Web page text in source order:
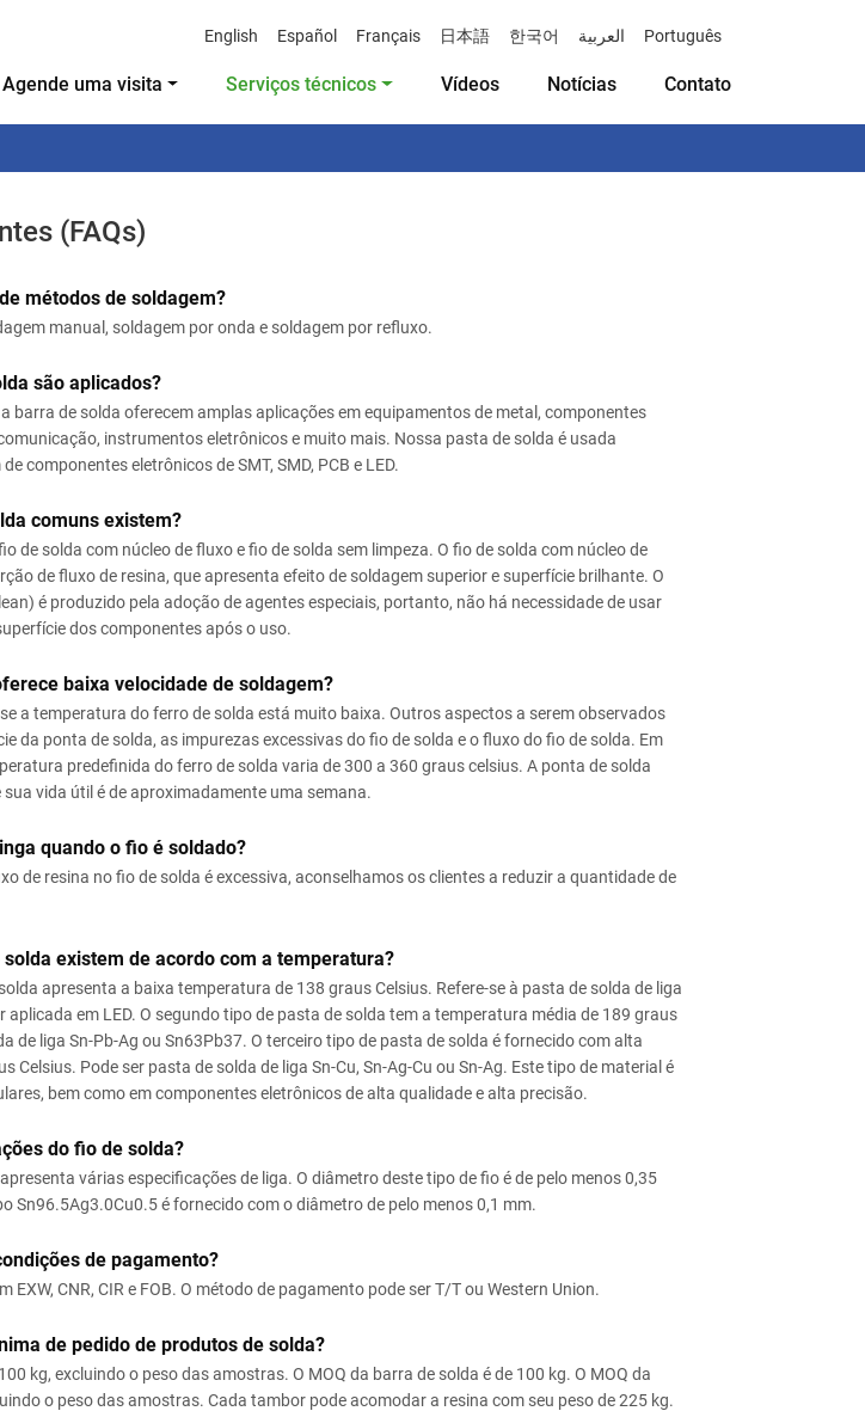
English Español Français 日本語 한국어 العربية Português
Agende uma visita Serviços técnicos Vídeos Notícias Contato
(FAQs)
métodos de soldagem?
manual, soldagem por onda e soldagem por refluxo.
são aplicados?
barra de solda oferecem amplas aplicações em equipamentos de metal, componentes
instrumentos eletrônicos e muito mais. Nossa pasta de solda é usada
componentes eletrônicos de SMT, SMD, PCB e LED.
comuns existem?
de solda com núcleo de fluxo e fio de solda sem limpeza. O fio de solda com núcleo de
de fluxo de resina, que apresenta efeito de soldagem superior e superfície brilhante. O
é produzido pela adoção de agentes especiais, portanto, não há necessidade de usar
dos componentes após o uso.
baixa velocidade de soldagem?
a temperatura do ferro de solda está muito baixa. Outros aspectos a serem observados
da ponta de solda, as impurezas excessivas do fio de solda e o fluxo do fio de solda. Em
predefinida do ferro de solda varia de 300 a 360 graus celsius. A ponta de solda
vida útil é de aproximadamente uma semana.
quando o fio é soldado?
de resina no fio de solda é excessiva, aconselhamos os clientes a reduzir a quantidade de
existem de acordo com a temperatura?
apresenta a baixa temperatura de 138 graus Celsius. Refere-se à pasta de solda de liga
aplicada em LED. O segundo tipo de pasta de solda tem a temperatura média de 189 graus
de liga Sn-Pb-Ag ou Sn63Pb37. O terceiro tipo de pasta de solda é fornecido com alta
Celsius. Pode ser pasta de solda de liga Sn-Cu, Sn-Ag-Cu ou Sn-Ag. Este tipo de material é
bem como em componentes eletrônicos de alta qualidade e alta precisão.
do fio de solda?
várias especificações de liga. O diâmetro deste tipo de fio é de pelo menos 0,35
Sn96.5Ag3.0Cu0.5 é fornecido com o diâmetro de pelo menos 0,1 mm.
de pagamento?
EXW, CNR, CIR e FOB. O método de pagamento pode ser T/T ou Western Union.
de pedido de produtos de solda?
kg, excluindo o peso das amostras. O MOQ da barra de solda é de 100 kg. O MOQ da
o peso das amostras. Cada tambor pode acomodar a resina com seu peso de 225 kg.